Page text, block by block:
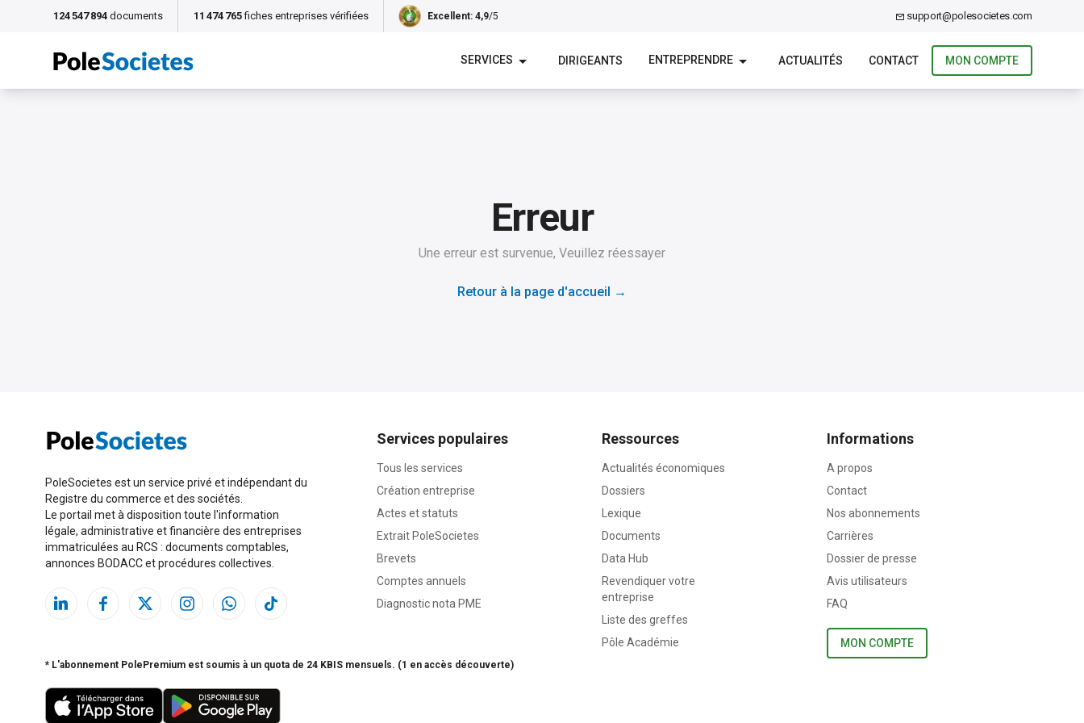
124 547 894 documents 11 474 765 fiches entreprises vérifiées Excellent: 4,9/5 support@polesocietes.com
SERVICES DIRIGEANTS ENTREPRENDRE ACTUALITÉS CONTACT MON COMPTE
Erreur
Une erreur est survenue, Veuillez réessayer
Retour à la page d'accueil →
PoleSocietes est un service privé et indépendant du
Registre du commerce et des sociétés.
Le portail met à disposition toute l'information
légale, administrative et financière des entreprises
immatriculées au RCS : documents comptables,
annonces BODACC et procédures collectives.
Services populaires
Tous les services
Création entreprise
Actes et statuts
Extrait PoleSocietes
Brevets
Comptes annuels
Diagnostic nota PME
Ressources
Actualités économiques
Dossiers
Lexique
Documents
Data Hub
Revendiquer votre
entreprise
Liste des greffes
Pôle Académie
Informations
A propos
Contact
Nos abonnements
Carrières
Dossier de presse
Avis utilisateurs
FAQ
MON COMPTE
* L'abonnement PolePremium est soumis à un quota de 24 KBIS mensuels. (1 en accès découverte)